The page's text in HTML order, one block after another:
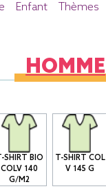
Enfant Thèmes
HOMME
SHIRT BIO
COLV 140
G/M2
T-SHIRT COL
V 145 G